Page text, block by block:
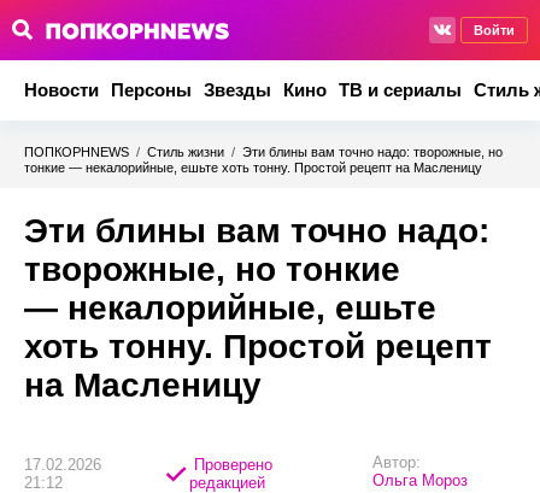
Войти
Новости Персоны Звезды Кино ТВ и сериалы Стиль
ПОПКОРНNEWS / Стиль жизни / Эти блины вам точно надо: творожные, но
тонкие — некалорийные, ешьте хоть тонну. Простой рецепт на Масленицу
Эти блины вам точно надо:
творожные, но тонкие
— некалорийные, ешьте
хоть тонну. Простой рецепт
на Масленицу
17.02.2026
21:12
Проверено
редакцией
Автор:
Ольга Мороз